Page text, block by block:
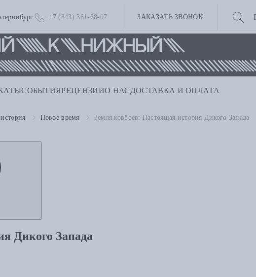
+7 (343) 361-68-07 ЗАКАЗАТЬ ЗВОНОК
СОБЫТИЯРЕЦЕНЗИИО НАС ДОСТАВКА И ОПЛАТА
Новое время Земля ковбоев: Настоящая история Дикого Запада
Дикого Запада